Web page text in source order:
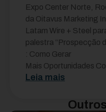
Expo Center Norte,
da Oitavus Marketing
Latam Wire + Steel
palestra “Prospecção
: Como Gerar
Mais Oportunidades
Leia mais